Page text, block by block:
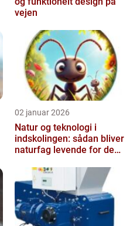
vejen
02 januar 2026
Natur og teknologi i
indskolingen: sådan bliver
naturfag levende for de